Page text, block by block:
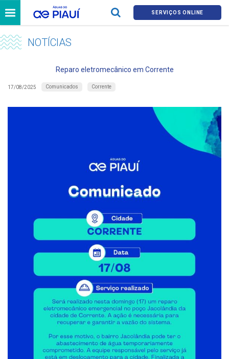
SERVIÇOS ONLINE
NOTÍCIAS
Reparo eletromecânico em Corrente
17/08/2025 Comunicados Corrente